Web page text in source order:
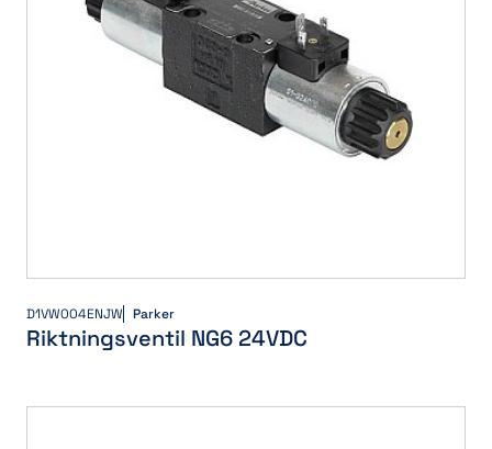
D1VW004ENJW Parker
Riktningsventil NG6 24VDC